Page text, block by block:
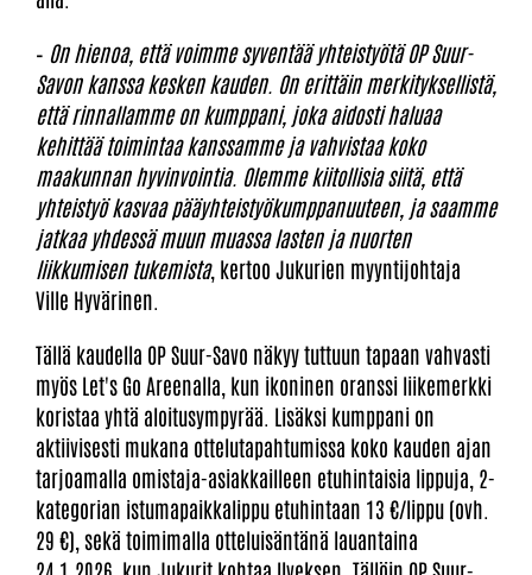
– On hienoa, että voimme syventää yhteistyötä OP Suur-
Savon kanssa kesken kauden. On erittäin merkityksellistä,
että rinnallamme on kumppani, joka aidosti haluaa
kehittää toimintaa kanssamme ja vahvistaa koko
maakunnan hyvinvointia. Olemme kiitollisia siitä, että
yhteistyö kasvaa pääyhteistyökumppanuuteen, ja saamme
jatkaa yhdessä muun muassa lasten ja nuorten
liikkumisen tukemista, kertoo Jukurien myyntijohtaja
Ville Hyvärinen.
Tällä kaudella OP Suur-Savo näkyy tuttuun tapaan vahvasti
myös Let's Go Areenalla, kun ikoninen oranssi liikemerkki
koristaa yhtä aloitusympyrää. Lisäksi kumppani on
aktiivisesti mukana ottelutapahtumissa koko kauden ajan
tarjoamalla omistaja-asiakkailleen etuhintaisia lippuja, 2-
kategorian istumapaikkalippu etuhintaan 13 €/lippu (ovh.
29 €), sekä toimimalla otteluisäntänä lauantaina